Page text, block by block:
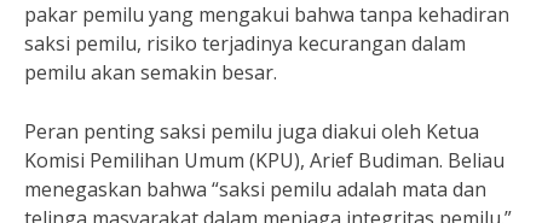
pakar pemilu yang mengakui bahwa tanpa kehadiran
saksi pemilu, risiko terjadinya kecurangan dalam
pemilu akan semakin besar.
Peran penting saksi pemilu juga diakui oleh Ketua
Komisi Pemilihan Umum (KPU), Arief Budiman. Beliau
menegaskan bahwa “saksi pemilu adalah mata dan